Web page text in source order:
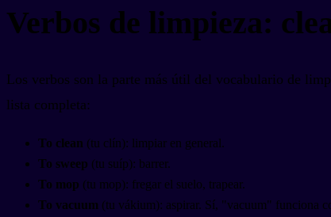
Verbos de limpieza:
Los verbos son la parte más útil del vocabulario de
lista completa:
To clean (tu clín): limpiar en general.
To sweep (tu suíp): barrer.
To mop (tu mop): fregar el suelo, trapear.
To vacuum (tu vákium): aspirar. Sí, "vacuum" funciona